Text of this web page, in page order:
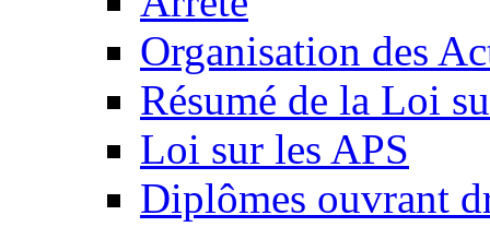
Organisation des
Résumé de la Loi
Loi sur les APS
Diplômes ouvrant